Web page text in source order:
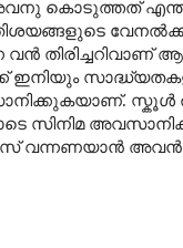
കൊടുത്തത്
അതിശയങ്ങളുടെ
ആ
ഇനിയും
സ്കൂൾ
സിനിമ
വന്നണയാൻ അവൻ